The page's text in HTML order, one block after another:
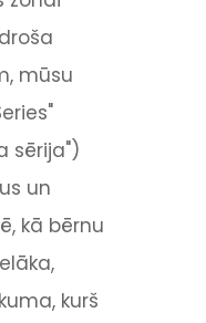
mūsu
sērija")
un
kā bērnu
kurš